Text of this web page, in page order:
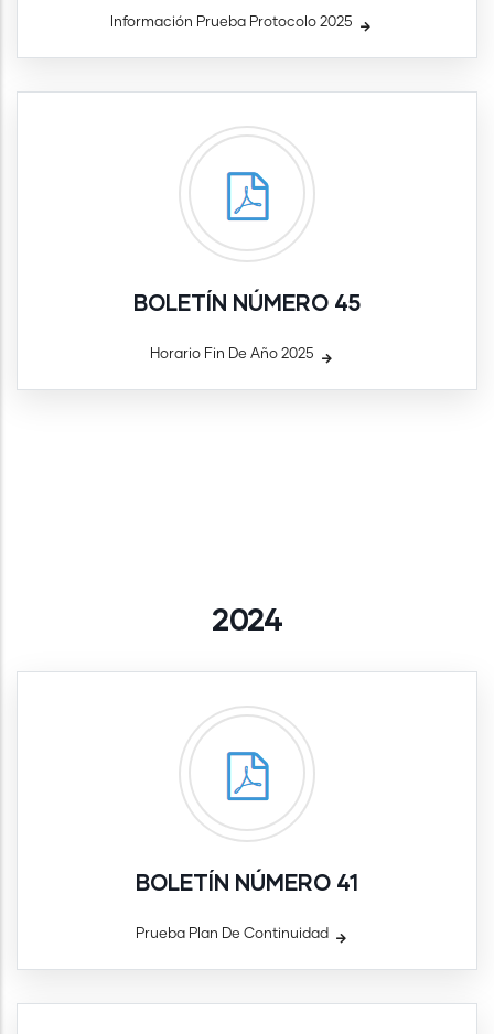
Información Prueba Protocolo 2025
BOLETÍN NÚMERO 45
Horario Fin De Año 2025
2024
BOLETÍN NÚMERO 41
Prueba Plan De Continuidad